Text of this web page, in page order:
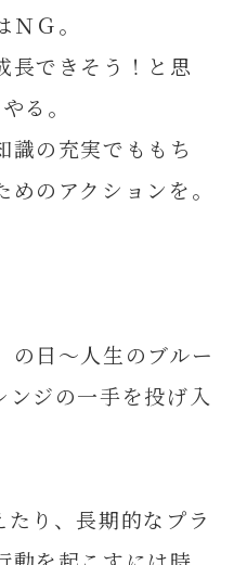
Ｇ。
できそう！と思
る。
識の充実でももち
のアクションを。
日～人生のブルー
ンジの一手を投げ入
り、長期的なプラ